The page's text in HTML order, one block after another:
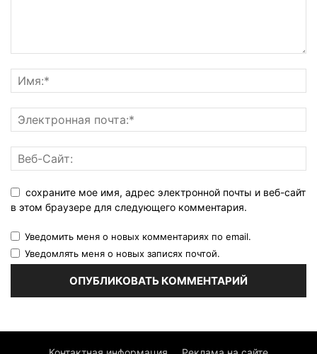
сохраните мое имя, адрес электронной почты и веб-сайт
в этом браузере для следующего комментария.
Уведомить меня о новых комментариях по email.
Уведомлять меня о новых записях почтой.